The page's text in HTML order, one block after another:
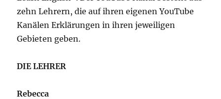
zehn Lehrern, die auf ihren eigenen YouTube
Kanälen Erklärungen in ihren jeweiligen
Gebieten geben.
DIE LEHRER
Rebecca